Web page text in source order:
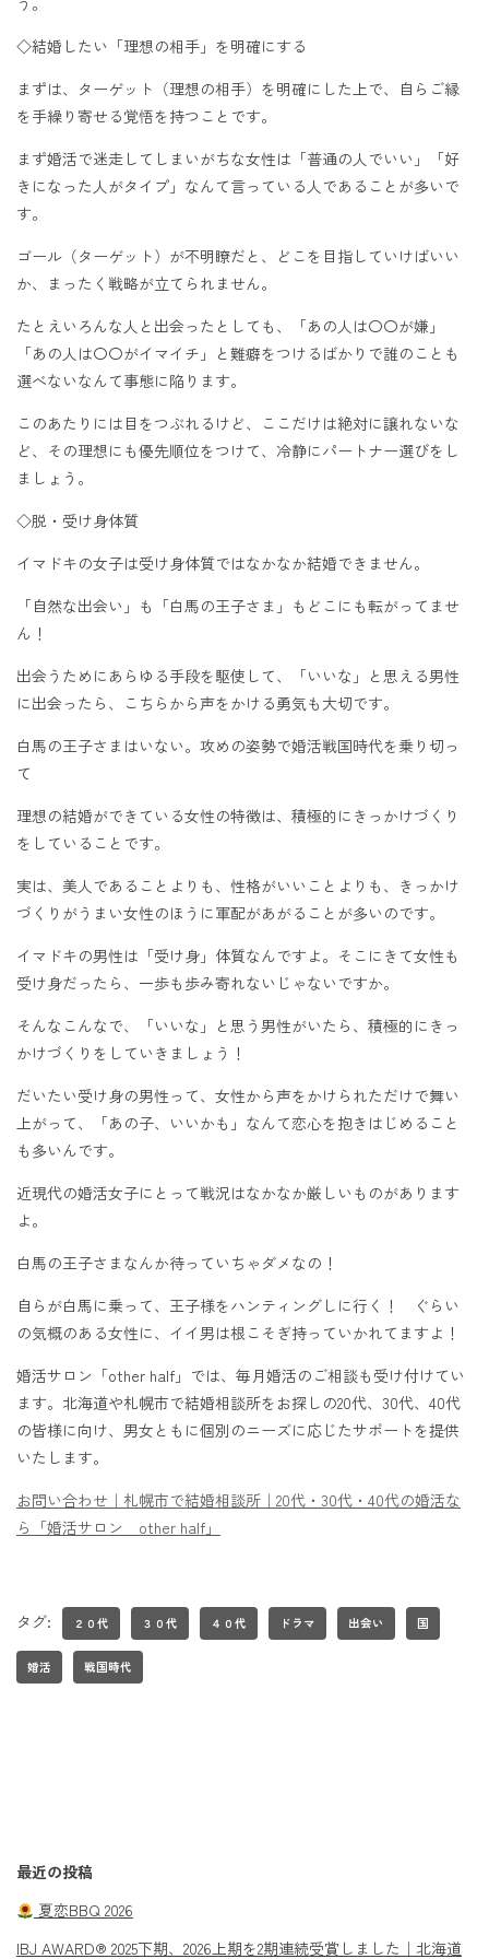
◇結婚したい「理想の相手」を明確にする
まずは、ターゲット（理想の相手）を明確にした上で、自らご縁
を手繰り寄せる覚悟を持つことです。
まず婚活で迷走してしまいがちな女性は「普通の人でいい」「好
きになった人がタイプ」なんて言っている人であることが多いで
す。
ゴール（ターゲット）が不明瞭だと、どこを目指していけばいい
か、まったく戦略が立てられません。
たとえいろんな人と出会ったとしても、「あの人は〇〇が嫌」
「あの人は〇〇がイマイチ」と難癖をつけるばかりで誰のことも
選べないなんて事態に陥ります。
このあたりには目をつぶれるけど、ここだけは絶対に譲れないな
ど、その理想にも優先順位をつけて、冷静にパートナー選びをし
ましょう。
◇脱・受け身体質
イマドキの女子は受け身体質ではなかなか結婚できません。
「自然な出会い」も「白馬の王子さま」もどこにも転がってませ
ん！
出会うためにあらゆる手段を駆使して、「いいな」と思える男性
に出会ったら、こちらから声をかける勇気も大切です。
白馬の王子さまはいない。攻めの姿勢で婚活戦国時代を乗り切っ
て
理想の結婚ができている女性の特徴は、積極的にきっかけづくり
をしていることです。
実は、美人であることよりも、性格がいいことよりも、きっかけ
づくりがうまい女性のほうに軍配があがることが多いのです。
イマドキの男性は「受け身」体質なんですよ。そこにきて女性も
受け身だったら、一歩も歩み寄れないじゃないですか。
そんなこんなで、「いいな」と思う男性がいたら、積極的にきっ
かけづくりをしていきましょう！
だいたい受け身の男性って、女性から声をかけられただけで舞い
上がって、「あの子、いいかも」なんて恋心を抱きはじめること
も多いんです。
近現代の婚活女子にとって戦況はなかなか厳しいものがあります
よ。
白馬の王子さまなんか待っていちゃダメなの！
自らが白馬に乗って、王子様をハンティングしに行く！ ぐらい
の気概のある女性に、イイ男は根こそぎ持っていかれてますよ！
婚活サロン「other half」では、毎月婚活のご相談も受け付けてい
ます。北海道や札幌市で結婚相談所をお探しの20代、30代、40代
の皆様に向け、男女ともに個別のニーズに応じたサポートを提供
いたします。
お問い合わせ｜札幌市で結婚相談所｜20代・30代・40代の婚活な
ら「婚活サロン other half」
タグ: ２０代 ３０代 ４０代 ドラマ 出会い 国
婚活 戦国時代
最近の投稿
夏恋BBQ 2026
IBJ AWARD® 2025下期、2026上期を2期連続受賞しました｜北海道